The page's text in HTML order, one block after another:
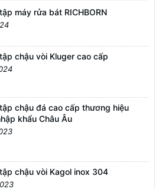
máy rửa bát RICHBORN
chậu vòi Kluger cao cấp
chậu đá cao cấp thương hiệu
khẩu Châu Âu
chậu vòi Kagol inox 304